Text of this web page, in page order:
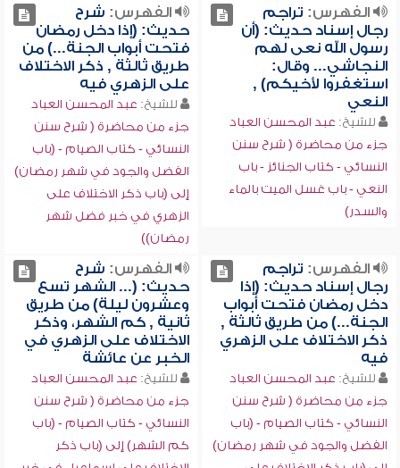
الفهرس: تراجم
رجال إسناد حديث: (أن
رسول الله نعى لهم
النجاشي... وقال:
استغفروا لأخيكم) ,
النعي
للشيخ: عبد المحسن العباد
جزء من محاضرة ( شرح سنن
النسائي - كتاب الجنائز - باب
النعي - باب غسل الميت بالماء
والسدر)
الفهرس: شرح
حديث: (إذا دخل رمضان
فتحت أبواب الجنة...) من
طريق ثالثة , ذكر الاختلاف
على الزهري فيه
للشيخ: عبد المحسن العباد
جزء من محاضرة ( شرح سنن
النسائي - كتاب الصيام - (باب
الفضل والجود في شهر رمضان)
إلى (باب ذكر الاختلاف على
الزهري في خبر فضل شهر
رمضان))
الفهرس: تراجم
رجال إسناد حديث: (إذا
دخل رمضان فتحت أبواب
الجنة...) من طريق ثالثة ,
ذكر الاختلاف على الزهري
فيه
للشيخ: عبد المحسن العباد
جزء من محاضرة ( شرح سنن
النسائي - كتاب الصيام - (باب
الفضل والجود في شهر رمضان)
الفهرس: شرح
حديث: (... الشهر تسع
وعشرون ليلة) من طريق
ثانية , كم الشهر، وذكر
الاختلاف على الزهري في
الخبر عن عائشة
للشيخ: عبد المحسن العباد
جزء من محاضرة ( شرح سنن
النسائي - كتاب الصيام - (باب
كم الشهر) إلى (باب ذكر